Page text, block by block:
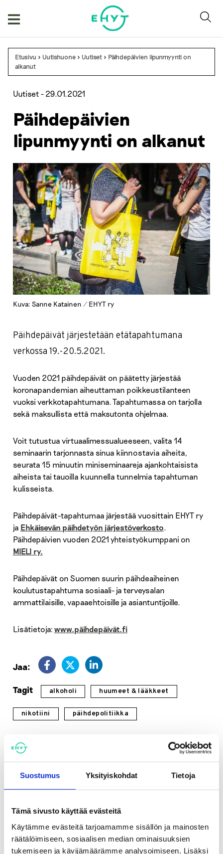
Suostumus Yksityiskohdat Tietoja
Tämä sivusto käyttää evästeitä
Käytämme evästeitä tarjoamamme sisällön ja mainosten
räätälöimiseen, sosiaalisen median ominaisuuksien
tukemiseen ja kävijämäärämme analysoimiseen. Lisäksi
Etusivu > Uutishuone > Uutiset > Päihdepäivien lipunmyynti on
alkanut
Uutiset - 29.01.2021
Päihdepäivien
lipunmyynti on alkanut
Kuva: Sanne Katainen / EHYT ry
Päihdepäivät järjestetään etätapahtumana
verkossa 19.-20.5.2021.
Vuoden 2021 päihdepäivät on päätetty järjestää
koronapandemian aiheuttaman poikkeustilanteen
vuoksi verkkotapahtumana. Tapahtumassa on tarjolla
sekä maksullista että maksutonta ohjelmaa.
Voit tutustua virtuaalimessualueeseen, valita 14
seminaarin tarjonnasta sinua kiinnostavia aiheita,
seurata 15 minuutin miniseminaareja ajankohtaisista
aiheista tai tauoilla kuunnella tunnelmia tapahtuman
kulisseista.
Päihdepäivät-tapahtumaa järjestää vuosittain EHYT ry
ja Ehkäisevän päihdetyön järjestöverkosto.
Päihdepäivien vuoden 2021 yhteistyökumppani on
MIELI ry.
Päihdepäivät on Suomen suurin päihdeaiheinen
koulutustapahtuma sosiaali- ja terveysalan
ammattilaisille, vapaaehtoisille ja asiantuntijoille.
Lisätietoja: www.päihdepäivät.fi
Jaa:
Tagit alkoholi huumeet & lääkkeet
nikotiini päihdepolitiikka
Katso myös
Tiedotteet
hyväksyttiin – Seuraukset osuvat
etenkin haavoittuvassa asemassa
oleviin